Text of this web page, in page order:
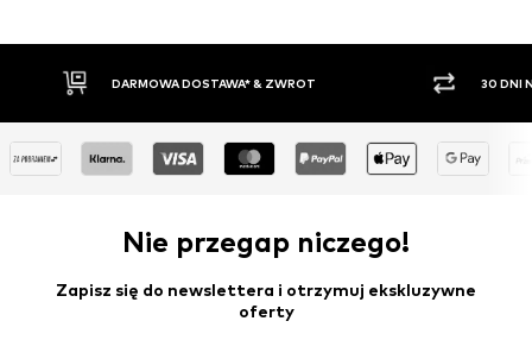
DARMOWA DOSTAWA* & ZWROT 30 DNI
Nie przegap niczego!
Zapisz się do newslettera i otrzymuj ekskluzywne
oferty